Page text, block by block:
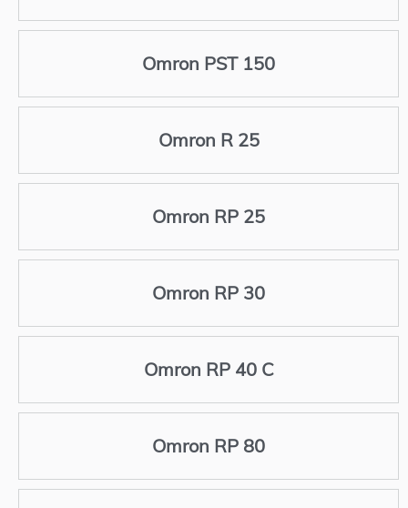
Omron PST 150
Omron R 25
Omron RP 25
Omron RP 30
Omron RP 40 C
Omron RP 80